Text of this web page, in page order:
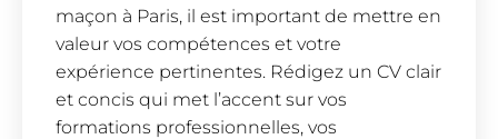
maçon à Paris, il est important de mettre en
valeur vos compétences et votre
expérience pertinentes. Rédigez un CV clair
et concis qui met l’accent sur vos
formations professionnelles, vos